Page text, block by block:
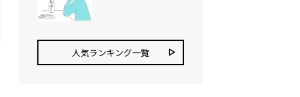
人気ランキング⼀覧